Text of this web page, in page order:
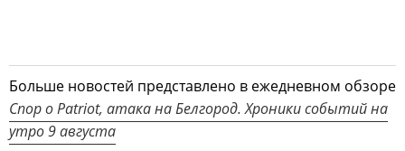
Больше новостей представлено в ежедневном обзоре
Спор о Patriot, атака на Белгород. Хроники событий на
утро 9 августа